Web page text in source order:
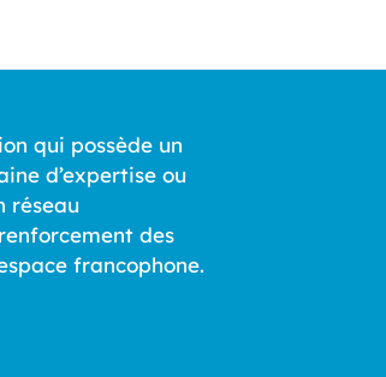
qui possède un
d’expertise ou
réseau
des
francophone.